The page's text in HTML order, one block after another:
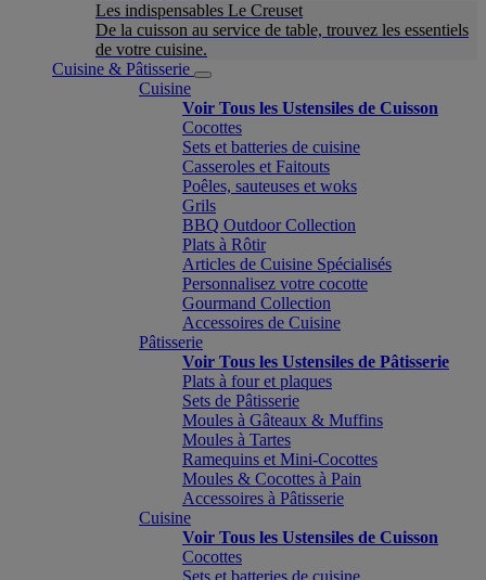
Les indispensables Le Creuset
De la cuisson au service de table, trouvez les essentiels
de votre cuisine.
Cuisine & Pâtisserie
Cuisine
Voir Tous les Ustensiles de Cuisson
Cocottes
Sets et batteries de cuisine
Casseroles et Faitouts
Poêles, sauteuses et woks
Grils
BBQ Outdoor Collection
Plats à Rôtir
Articles de Cuisine Spécialisés
Personnalisez votre cocotte
Gourmand Collection
Accessoires de Cuisine
Pâtisserie
Voir Tous les Ustensiles de Pâtisserie
Plats à four et plaques
Sets de Pâtisserie
Moules à Gâteaux & Muffins
Moules à Tartes
Ramequins et Mini-Cocottes
Moules & Cocottes à Pain
Accessoires à Pâtisserie
Cuisine
Voir Tous les Ustensiles de Cuisson
Cocottes
Sets et batteries de cuisine